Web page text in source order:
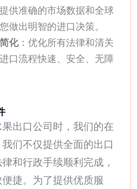
供准确的市场数据和全球
做出明智的进口决策。
化：优化所有法律和清关
口流程快速、安全、无障
出口公司时，我们的在
们不仅提供全面的出口
和行政手续顺利完成，
捷。为了提供优质服